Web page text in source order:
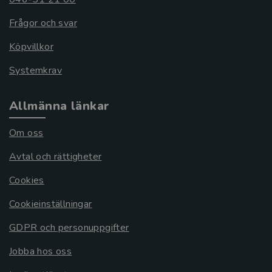
Frågor och svar
Köpvillkor
Systemkrav
Allmänna länkar
Om oss
Avtal och rättigheter
Cookies
Cookieinställningar
GDPR och personuppgifter
Jobba hos oss